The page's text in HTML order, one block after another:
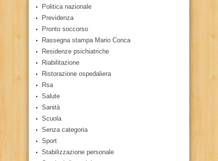
Politica nazionale
Previdenza
Pronto soccorso
Rassegna stampa Mario Conca
Residenze psichiatriche
Riabilitazione
Ristorazione ospedaliera
Rsa
Salute
Sanità
Scuola
Senza categoria
Sport
Stabilizzazione personale